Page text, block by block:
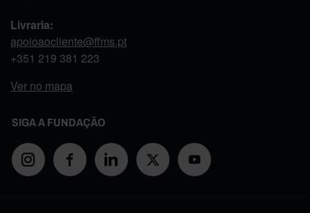
Livraria:
apoioaocliente@ffms.pt
+351 219 381 223
Ver no mapa
SIGA A FUNDAÇÃO